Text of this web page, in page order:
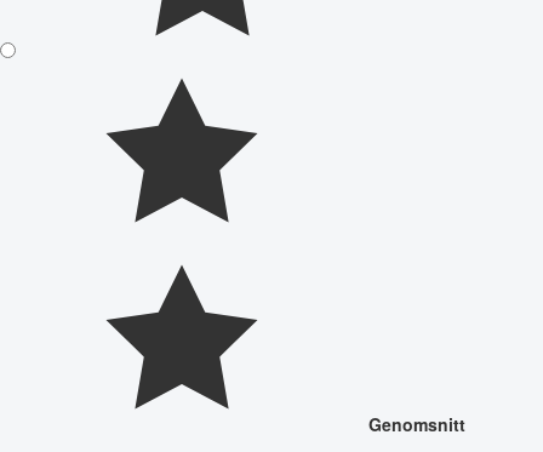
Genomsnitt